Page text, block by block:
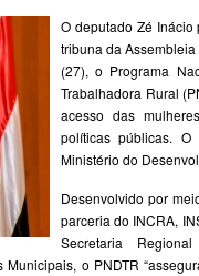
O deputado Zé
tribuna da
(27), o Programa
Trabalhadora Rural
acesso das
políticas públicas.
Ministério do
Desenvolvido por
parceria do INCRA,
Secretaria
o PNDTR